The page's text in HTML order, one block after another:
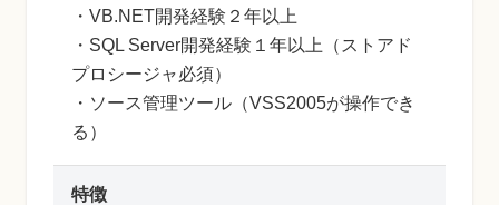
・VB.NET開発経験２年以上
・SQL Server開発経験１年以上（ストアド
プロシージャ必須）
・ソース管理ツール（VSS2005が操作でき
る）
特徴